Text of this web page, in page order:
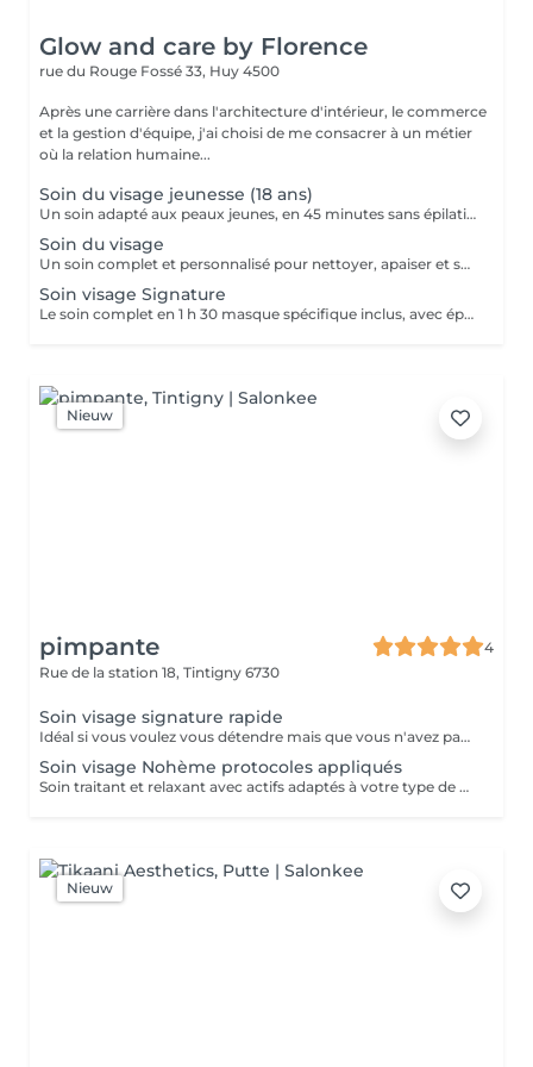
Glow and care by Florence
rue du Rouge Fossé 33, Huy 4500
Après une carrière dans l'architecture d'intérieur, le commerce
et la gestion d'équipe, j'ai choisi de me consacrer à un métier
où la relation humaine...
Soin du visage jeunesse (18 ans)
Un soin adapté aux peaux jeunes, en 45 minutes sans épilation ni haute fréquence. Étapes incluses Démaquillage Nettoyage Modelage : massage du visage, décolleté, épaules, trapèzes et nuque Masque classique Lotion Massage mains et avant-bras Crème de jour Application d'un baume à lèvre nourissant et réparateur
Soin du visage
Un soin complet et personnalisé pour nettoyer, apaiser et sublimer votre peau en une heure. Étapes incluses Démaquillage Nettoyage Modelage : massage du visage, décolleté, épaules, trapèzes et nuque Masque classique Lotion Haute fréquence Massage mains et avant-bras Crème de jour Application d'un baume à lèvre nourissant et réparateur Non inclus dans le soin 1 h (proposé en Signature) Peeling ou gommage Épilation sourcils, lèvre supérieure et menton Extraction des comédons En option Masque spécifique ciblant un besoin particulier + 5 € Ampoule coup d'éclat + 6 €
Soin visage Signature
Le soin complet en 1 h 30 masque spécifique inclus, avec épilation sourcils, lèvre supérieure et menton. Étapes incluses Démaquillage Nettoyage Peeling ou gommage Épilation sourcils, lèvre supérieure et menton Modelage : massage du visage, décolleté, épaules, trapèzes et nuque Extraction des comédons Masque classique Masque spécifique (inclus) Lotion Haute fréquence Massage mains et avant-bras Crème de jour Application d'un baume à lèvre nourissant et réparateur En option Ampoule coup d'éclat + 8 €
Nieuw
pimpante
4
Rue de la station 18, Tintigny 6730
Soin visage signature rapide
Idéal si vous voulez vous détendre mais que vous n'avez pas toujours le temps nécessaire devant vous : rapide et efficace. En plus du nettoyage, gommage, il inclut un petit massage ou une extraction de comédons, pose de masque, soins traitants.
Soin visage Nohème protocoles appliqués
Soin traitant et relaxant avec actifs adaptés à votre type de peau et votre morphologie visage.
Nieuw